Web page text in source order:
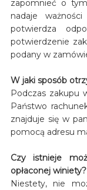
zapomnieć o
nadaje
potwierdza
potwierdzenie
podany w
W jaki sposób
Podczas zakupu
Państwo
znajduje się w
pomocą adresu
Czy istnieje
opłaconej winiety?
Niestety, nie